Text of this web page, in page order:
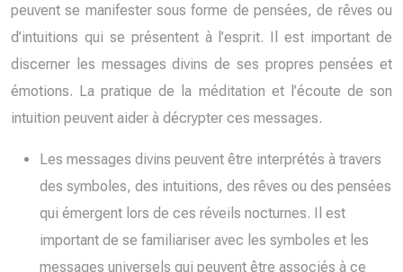
peuvent se manifester sous forme de pensées, de rêves ou
d’intuitions qui se présentent à l’esprit. Il est important de
discerner les messages divins de ses propres pensées et
émotions. La pratique de la méditation et l’écoute de son
intuition peuvent aider à décrypter ces messages.
Les messages divins peuvent être interprétés à travers
des symboles, des intuitions, des rêves ou des pensées
qui émergent lors de ces réveils nocturnes. Il est
important de se familiariser avec les symboles et les
messages universels qui peuvent être associés à ce